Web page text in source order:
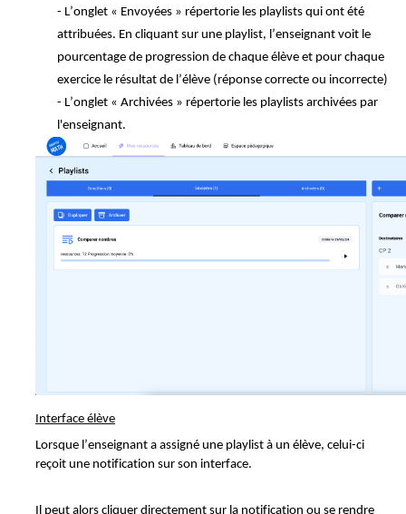
- L’onglet « Envoyées » répertorie les playlists qui ont été
attribuées. En cliquant sur une playlist, l’enseignant voit le
pourcentage de progression de chaque élève et pour chaque
exercice le résultat de l’élève (réponse correcte ou incorrecte)
- L’onglet « Archivées » répertorie les playlists archivées par
l'enseignant.
Interface élève
Lorsque l’enseignant a assigné une playlist à un élève, celui-ci
reçoit une notification sur son interface.
Il peut alors cliquer directement sur la notification ou se rendre